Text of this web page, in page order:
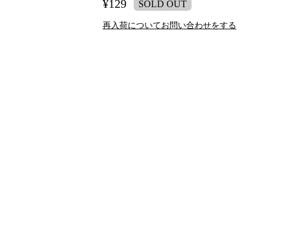
¥129 SOLD OUT
再入荷についてお問い合わせをする